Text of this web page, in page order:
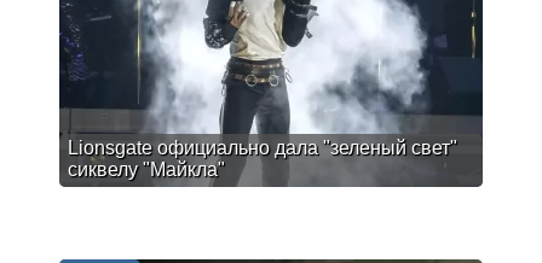
Lionsgate официально дала "зеленый свет"
сиквелу "Майкла"